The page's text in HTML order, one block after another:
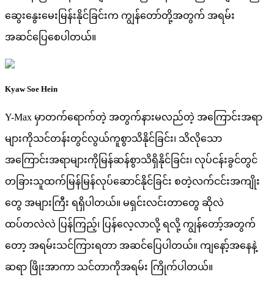
ဆွေးနွေးမေးမြန်းနိုင်ခြင်းက ကျွန်တော်တို့အတွက် အရမ်း
အဆင်ပြေစေပါတယ်။
Kyaw Soe Hein
Y-Max မှာတက်ရောက်တဲ့ အတွက်နားမလည်တဲ့ အကြောင်းအရာ
များကိုသင်တန်းတွင်လွယ်ကူစွာသိနိုင်ခြင်း၊ သိလိုသော
အကြောင်းအရာများကိုမြန်ဆန်စွာသိရှိနိုင်ခြင်း၊ လုပ်ငန်းခွင်တွင်
တခြားသူထက်မြန်မြန်လုပ်ဆောင်နိုင်ခြင်း စတဲ့လက်ငင်းအကျိုး
တွေ အများကြီး ရရှိပါတယ်။ မရှင်းလင်းတာတွေ ဆိုလဲ
ထပ်တလဲလဲ ပြန်ကြည့်၊ ပြန်လေ့လာလို့ ရလို့ ကျွန်တော့်အတွက်
တော့ အရမ်းသင်ကြားရတာ အဆင်ပြေပါတယ်။ ကျနော့်အနေနဲ့
ဆရာ ဖြိုးအာကာ သင်တာကိုအရမ်း ကြိုက်ပါတယ်။